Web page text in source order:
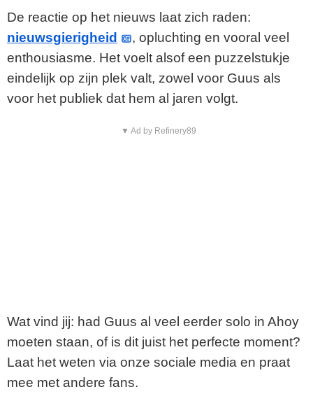
De reactie op het nieuws laat zich raden:
nieuwsgierigheid
, opluchting en vooral veel
enthousiasme. Het voelt alsof een puzzelstukje
eindelijk op zijn plek valt, zowel voor Guus als
voor het publiek dat hem al jaren volgt.
▼ Ad by Refinery89
Wat vind jij: had Guus al veel eerder solo in Ahoy
moeten staan, of is dit juist het perfecte moment?
Laat het weten via onze sociale media en praat
mee met andere fans.